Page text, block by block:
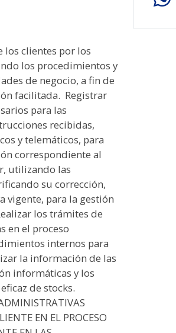
mercantil y fiscal de la Unión Europea: Directivas Comunitarias y operaciones intracomunitarias. UNIDAD DIDÁCTICA 3. GESTIÓN DE STOCKS E INVENTARIOS. Conceptos básicos: existencias, materias primas, embalaje, envasado y etiquetado. Almacenamiento: sistemas de almacenaje, ubicación de existencias, análisis de la rotación. Procedimiento administrativo de la gestión de almacén: Sistemas de gestión de existencias convencionales: características y aplicación práctica. Control de calidad en la gestión de almacén. Los distintos sistemas de control de calidad: aspectos básicos. UNIDAD FORMATIVA 3. APLICACIONES INFORMÁTICAS DE LA GESTIÓN COMERCIAL UNIDAD DIDÁCTICA 1. UTILIZACIÓN DE APLICACIONES DE GESTIÓN EN RELACIÓN CON CLIENTES-PROVEEDORES (CRM). Actualización de ficheros de información de: Tramitación administrativa de la información de clientes-proveedores: UNIDAD DIDÁCTICA 2. UTILIZACIÓN DE APLICACIONES DE GESTIÓN DE ALMACÉN. Generar los archivos de información de: Sistemas de gestión informática de almacenes. UNIDAD DIDÁCTICA 3. UTILIZACIÓN DE APLICACIONES INFORMÁTICAS DE GESTIÓN DE LA FACTURACIÓN. Generación de: Realización de enlaces con otras aplicacione